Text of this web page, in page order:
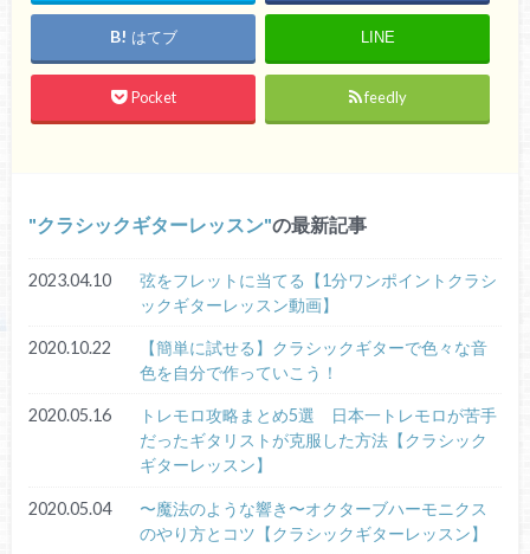
はてブ LINE
Pocket feedly
クラシックギターレッスン の最新記事
2023.04.10
弦をフレットに当てる【1分ワンポイントクラシ
ックギターレッスン動画】
2020.10.22
【簡単に試せる】クラシックギターで色々な音
色を自分で作っていこう！
2020.05.16
トレモロ攻略まとめ5選 日本一トレモロが苦手
だったギタリストが克服した方法【クラシック
ギターレッスン】
2020.05.04
〜魔法のような響き〜オクターブハーモニクス
のやり方とコツ【クラシックギターレッスン】